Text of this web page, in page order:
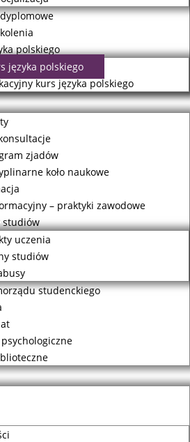
polskiego
języka polskiego
kurs języka polskiego
zjadów
koło naukowe
– praktyki zawodowe
studiów
uczenia
studiów
studenckiego